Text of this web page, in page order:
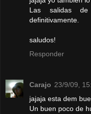
Las salidas de
definitivamente.
saludos!
Responder
Carajo 23/9/09,
jajaja esta dem
Un buen poco de